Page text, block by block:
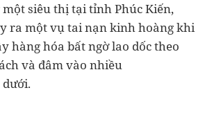
siêu thị tại tỉnh Phúc Kiến,
ra một vụ tai nạn kinh hoàng khi
hàng hóa bất ngờ lao dốc theo
và đâm vào nhiều